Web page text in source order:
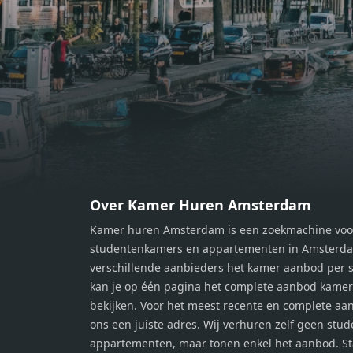
moment van rust. De woning
beschikt over twee comfortabele
slaapkamers van respectievelijk 12,1
m² en 8 m². Beide kamers bieden tal
van mogelijkheden, zoals een fijne
werkplek, een logeerkamer of een
persoonlijke slaapkamer. De
gemak en privacy. Gelegen in een
Zaandam, bevindt de woning zich
op een perfecte locatie. Winkels,
openbaar vervoer en uitvalswegen
naar Amsterdam zijn allemaal
binnen handbereik. Bovendien
geniet je hier van de unieke
m²
van
op
naar
Over Kamer Huren Amsterdam
Kamer huren Amsterdam is een zoekmachine
studentenkamers en appartementen in
verschillende aanbieders het kamer aanbod per
kan je op één pagina het complete aanbod
bekijken. Voor het meest recente en complete
ons een juiste adres. Wij verhuren zelf geen
appartementen, maar tonen enkel het aanbod.